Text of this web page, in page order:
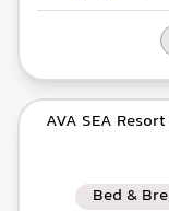
Bed &